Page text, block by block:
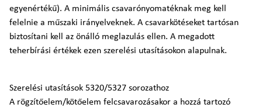
egyenértékű). A minimális csavarónyomatéknak meg kell
felelnie a műszaki irányelveknek. A csavarkötéseket tartósan
biztosítani kell az önálló meglazulás ellen. A megadott
teherbírási értékek ezen szerelési utasításokon alapulnak.
Szerelési utasítások 5320/5327 sorozathoz
A rögzítőelem/kötőelem felcsavarozásakor a hozzá tartozó